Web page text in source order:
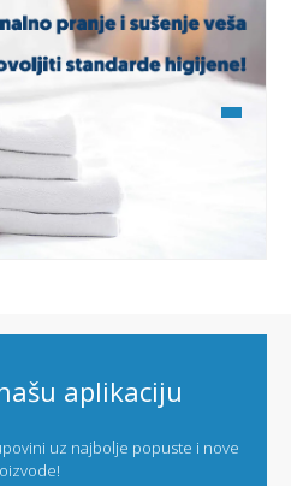
aplikaciju
uz najbolje popuste i nove